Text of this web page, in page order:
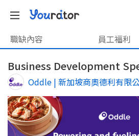
職缺內容 員工福利
Oddle | 新加坡商奧德利有限